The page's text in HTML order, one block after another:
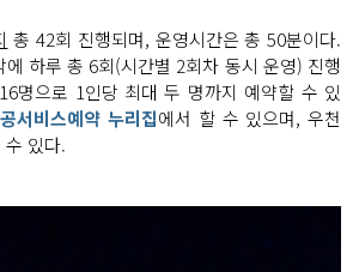
총 42회 진행되며, 운영시간은 총 50분이다.
하루 총 6회(시간별 2회차 동시 운영) 진행
명으로 1인당 최대 두 명까지 예약할 수 있
서비스예약 누리집에서 할 수 있으며, 우천
있다.